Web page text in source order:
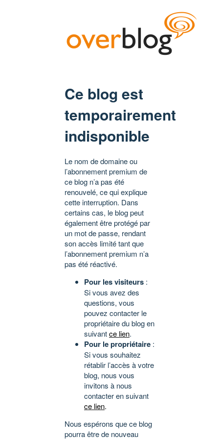
Ce blog est
temporairement
indisponible
Le nom de domaine ou
l’abonnement premium de
ce blog n’a pas été
renouvelé, ce qui explique
cette interruption. Dans
certains cas, le blog peut
également être protégé par
un mot de passe, rendant
son accès limité tant que
l’abonnement premium n’a
pas été réactivé.
Pour les visiteurs :
Si vous avez des
questions, vous
pouvez contacter le
propriétaire du blog en
suivantce lien.
Pour le propriétaire :
Si vous souhaitez
rétablir l’accès à votre
blog, nous vous
invitons à nous
contacter en suivant
ce lien.
Nous espérons que ce blog
pourra être de nouveau